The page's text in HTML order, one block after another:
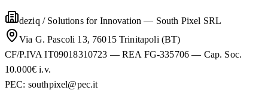
deziq / Solutions for Innovation — South Pixel SRL
Via G. Pascoli 13, 76015 Trinitapoli (BT)
CF/P.IVA IT09018310723 — REA FG-335706 — Cap. Soc.
10.000€ i.v.
PEC: southpixel@pec.it